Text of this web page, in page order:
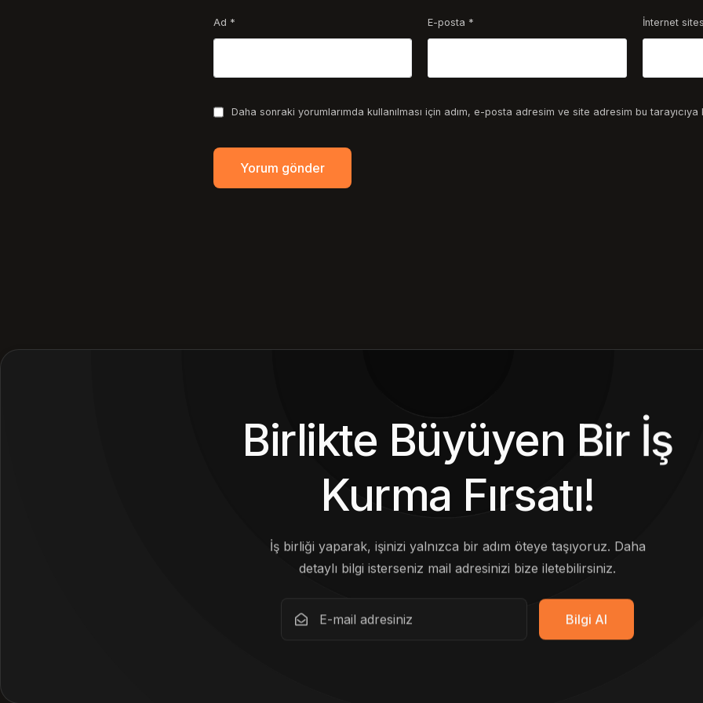
Ad * E-posta * İnternet
Daha sonraki yorumlarımda kullanılması için adım, e-posta adresim ve site adresim bu tarayıcıya
Birlikte Büyüyen Bir İş
Kurma Fırsatı!
İş birliği yaparak, işinizi yalnızca bir adım öteye taşıyoruz. Daha
detaylı bilgi isterseniz mail adresinizi bize iletebilirsiniz.
Bilgi Al